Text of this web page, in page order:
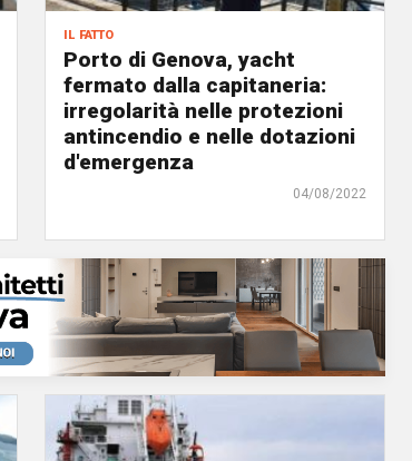
il fatto
Porto di Genova, yacht
fermato dalla capitaneria:
irregolarità nelle protezioni
antincendio e nelle dotazioni
d'emergenza
04/08/2022